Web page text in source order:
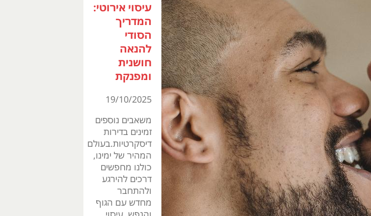
עיסוי אירוטי:
המדריך
הסודי
להנאה
חושנית
ומפנקת
19/10/2025
משאבים נוספים
זמינים בדירות
דיסקרטיות.בעולם
המהיר של ימינו,
כולנו מחפשים
דרכים להירגע
ולהתחבר
מחדש עם הגוף